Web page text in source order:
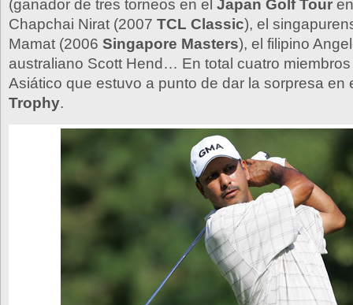
(ganador de tres torneos en el Japan Golf Tour
Chapchai Nirat (2007 TCL Classic), el
Mamat (2006 Singapore Masters), el filipino
australiano Scott Hend… En total cuatro
Asiático que estuvo a punto de dar la sorpresa
Trophy.